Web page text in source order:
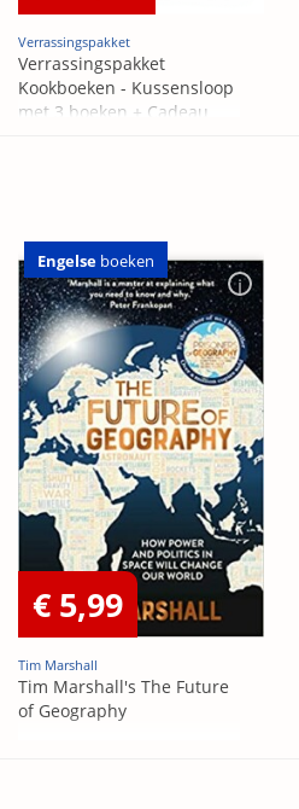
Verrassingspakket
Verrassingspakket
Kookboeken - Kussensloop
met 3 boeken + Cadeau
Engelse boeken
€ 5,99
Tim Marshall
Tim Marshall's The Future
of Geography